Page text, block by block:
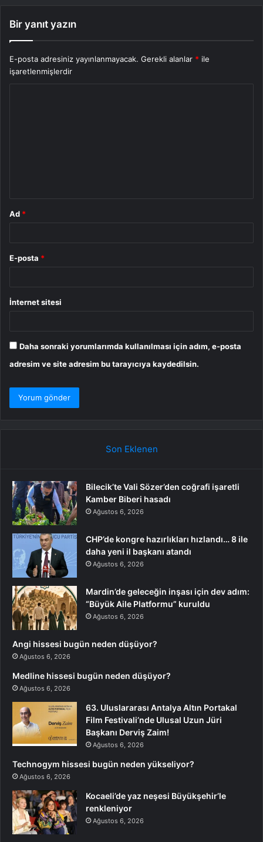
Bir yanıt yazın
E-posta adresiniz yayınlanmayacak. Gerekli alanlar * ile
işaretlenmişlerdir
Ad *
E-posta *
İnternet sitesi
Daha sonraki yorumlarımda kullanılması için adım, e-posta
adresim ve site adresim bu tarayıcıya kaydedilsin.
Son Eklenen
Bilecik’te Vali Sözer’den coğrafi işaretli
Kamber Biberi hasadı
Ağustos 6, 2026
CHP’de kongre hazırlıkları hızlandı… 8 ile
daha yeni il başkanı atandı
Ağustos 6, 2026
Mardin’de geleceğin inşası için dev adım:
“Büyük Aile Platformu” kuruldu
Ağustos 6, 2026
Angi hissesi bugün neden düşüyor?
Ağustos 6, 2026
Medline hissesi bugün neden düşüyor?
Ağustos 6, 2026
63. Uluslararası Antalya Altın Portakal
Film Festivali’nde Ulusal Uzun Jüri
Başkanı Derviş Zaim!
Ağustos 6, 2026
Technogym hissesi bugün neden yükseliyor?
Ağustos 6, 2026
Kocaeli’de yaz neşesi Büyükşehir’le
renkleniyor
Ağustos 6, 2026